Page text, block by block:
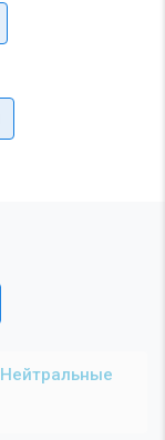
Нейтральные